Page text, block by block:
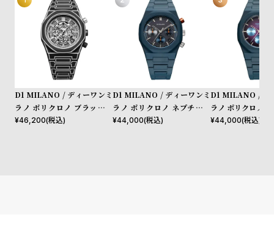
グ
て
計
保
証
印
サ
ー
D1 MILANO / ディーワンミ
ラノ ポリクロノ ブラックス
ケッチ
¥46,200(税込)
D1 MILANO / ディーワンミ
ラノ ポリクロノ ネプチュー
ン ブルー
¥44,000(税込)
D1 MILANO / デ
ラノ ポリクロノ -
クトラム
¥44,000(税込)